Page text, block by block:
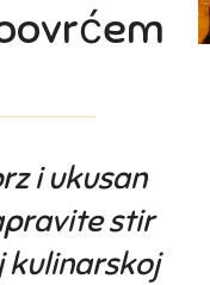
i ukusan
stir
kulinarskoj